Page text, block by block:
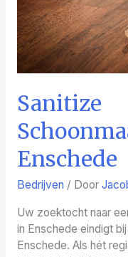
Sanitize
Enschede
Bedrijven / Door
Uw zoektocht naar
in Enschede eindigt
Enschede. Als hét